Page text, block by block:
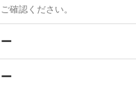
ご確認ください。
ー
ー